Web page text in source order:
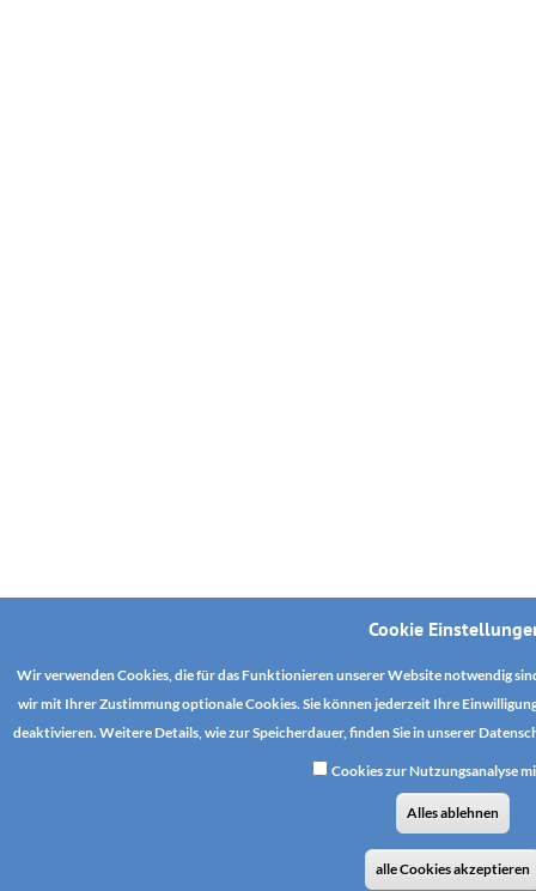
Cookie
Wir verwenden Cookies, die für das Funktionieren unserer Website notwendig
wir mit Ihrer Zustimmung optionale Cookies. Sie können jederzeit Ihre
deaktivieren. Weitere Details, wie zur Speicherdauer, finden Sie in unserer
Cookies zur Nutzungsanalyse
Alles ablehnen
alle Cookies akzeptieren